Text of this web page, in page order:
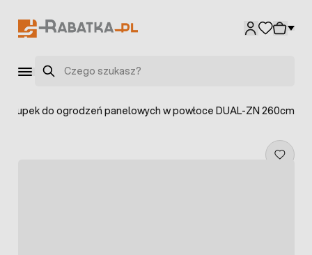
Szukaj
Słupek do ogrodzeń panelowych w powłoce DUAL-ZN 260cm